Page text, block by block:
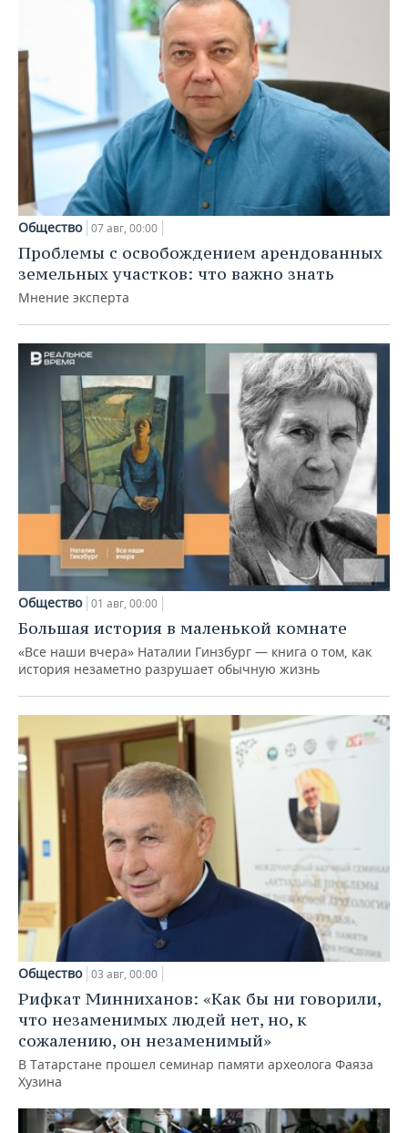
Общество 07 авг, 00:00
Проблемы с освобождением арендованных
земельных участков: что важно знать
Мнение эксперта
Общество 01 авг, 00:00
Большая история в маленькой комнате
«Все наши вчера» Наталии Гинзбург — книга о том, как
история незаметно разрушает обычную жизнь
Общество 03 авг, 00:00
Рифкат Минниханов: «Как бы ни говорили,
что незаменимых людей нет, но, к
сожалению, он незаменимый»
В Татарстане прошел семинар памяти археолога Фаяза
Хузина